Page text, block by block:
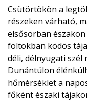
Csütörtökön a
részeken várható,
elsősorban
foltokban ködös
déli, délnyugati szél
Dunántúlon
hőmérséklet a
főként északi